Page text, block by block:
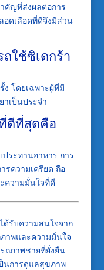
คัญที่ส่งผลต่อการ
ดเลือดที่ดีจึงมีส่วน
ใช้ซิเดกร้า
โดยเฉพาะผู้ที่มี
เป็นประจำ
ดีที่สุดคือ
ระทานอาหาร การ
รความเครียด ถือ
ความมั่นใจที่ดี
รับความสนใจจาก
าพและความมั่นใจ
ถภาพชายที่ยั่งยืน
นการดูแลสุขภาพ